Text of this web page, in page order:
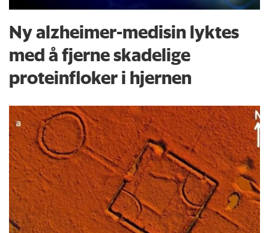
Ny alzheimer-medisin lyktes
med å fjerne skadelige
proteinfloker i hjernen